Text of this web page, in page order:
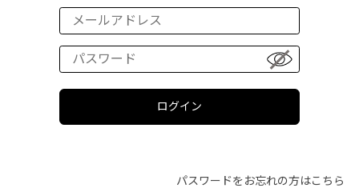
パスワードをお忘れの方はこちら